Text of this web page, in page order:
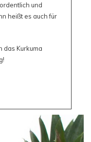
und
heißt es auch für
das Kurkuma